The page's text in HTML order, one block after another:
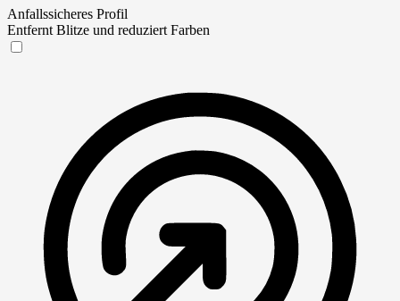
Anfallssicheres Profil
Entfernt Blitze und reduziert Farben